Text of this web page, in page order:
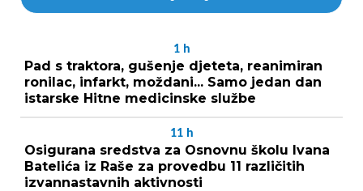
1 h
Pad s traktora, gušenje djeteta, reanimiran
ronilac, infarkt, moždani... Samo jedan dan
istarske Hitne medicinske službe
11 h
Osigurana sredstva za Osnovnu školu Ivana
Batelića iz Raše za provedbu 11 različitih
izvannastavnih aktivnosti